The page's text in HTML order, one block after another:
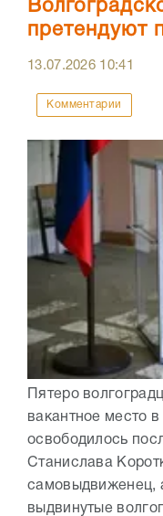
претендуют
13.07.2026 10:41
Комментарии
Пятеро
вакантное место
освободилось
Станислава
самовыдвиженец,
выдвинутые